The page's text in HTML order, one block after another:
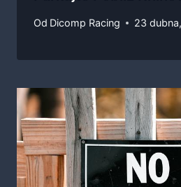
Od Dicomp Racing 23